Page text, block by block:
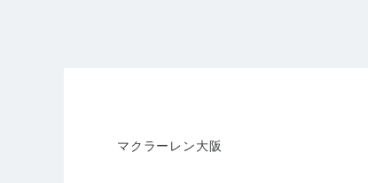
マクラーレン大阪